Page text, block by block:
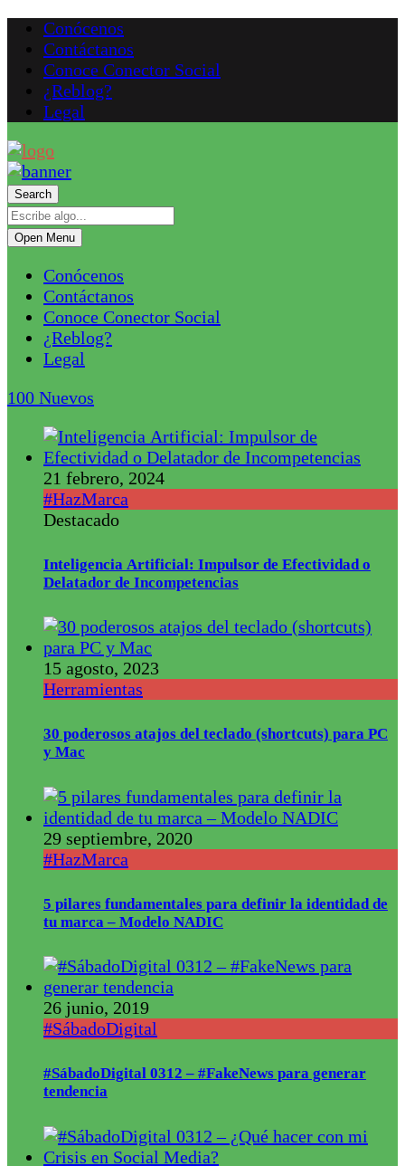
Conócenos
Contáctanos
Conoce Conector Social
¿Reblog?
Legal
Search
Open Menu
Conócenos
Contáctanos
Conoce Conector Social
¿Reblog?
Legal
100 Nuevos
21 febrero, 2024
#HazMarca
Destacado
Inteligencia Artificial: Impulsor de Efectividad o
Delatador de Incompetencias
15 agosto, 2023
Herramientas
30 poderosos atajos del teclado (shortcuts) para PC
y Mac
29 septiembre, 2020
#HazMarca
5 pilares fundamentales para definir la identidad de
tu marca – Modelo NADIC
26 junio, 2019
#SábadoDigital
#SábadoDigital 0312 – #FakeNews para generar
tendencia